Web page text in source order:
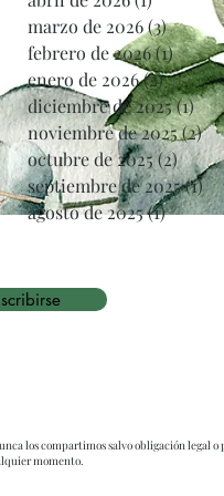
marzo de 2026(3)3
febrero de 2026(1)1
enero de 2026(2)2
diciembre de 2025(1)1
noviembre de 2025(2)2
octubre de 2025(2)2
septiembre de 2025(1)1
agosto de 2025(1)1
los compartimos salvo obligación legal o
momento.